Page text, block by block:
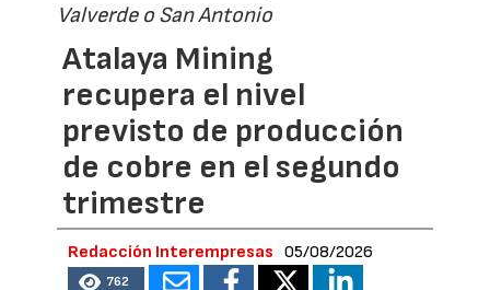
Valverde o San Antonio
Atalaya Mining
recupera el nivel
previsto de producción
de cobre en el segundo
trimestre
Redacción Interempresas 05/08/2026
762